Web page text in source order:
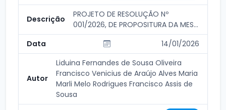
PROJETO DE RESOLUÇÃO Nº
001/2026, DE PROPOSITURA DA MESA
DIRETORA, DE 14 DE JANE...
14/01/2026
Liduina Fernandes de Sousa Oliveira
Francisco Venicius de Araújo Alves Maria
Marli Melo Rodrigues Francisco Assis de
Sousa